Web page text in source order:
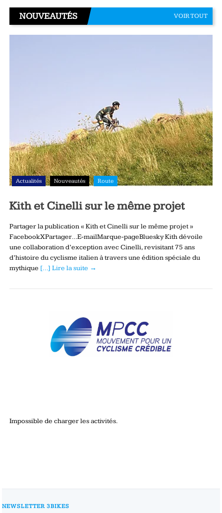
NOUVEAUTÉS VOIR TOUT
Actualités Nouveautés Route
Kith et Cinelli sur le même projet
Partager la publication « Kith et Cinelli sur le même projet »
FacebookXPartager…E-mailMarque-pageBluesky Kith dévoile
une collaboration d’exception avec Cinelli, revisitant 75 ans
d’histoire du cyclisme italien à travers une édition spéciale du
mythique […] Lire la suite →
Impossible de charger les activités.
NEWSLETTER 3BIKES